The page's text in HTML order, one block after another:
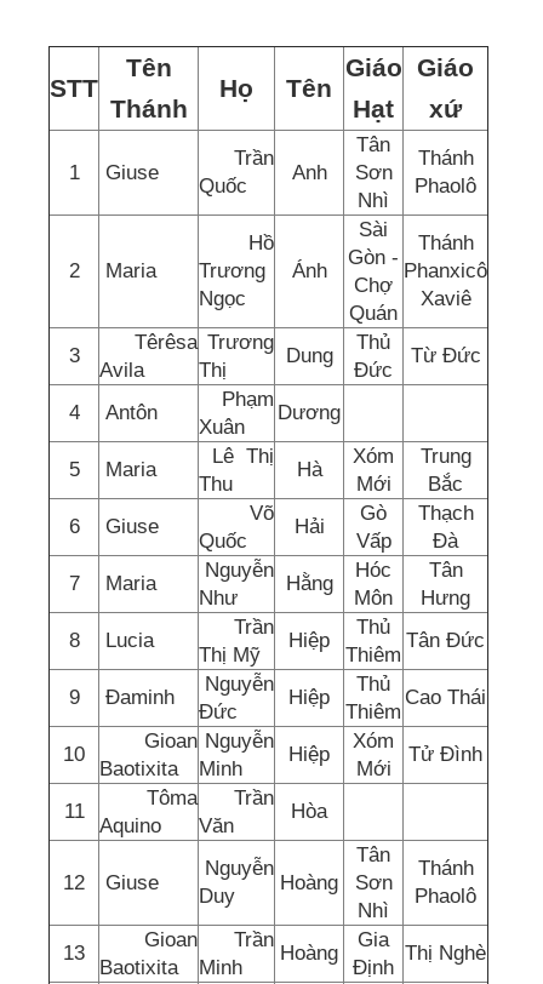
STT
Tên
Thánh
Họ Tên
Giáo
Hạt
Giáo
xứ
1 Giuse
Trần
Quốc
Anh
Tân
Sơn
Nhì
Thánh
Phaolô
2 Maria
Hồ
Trương
Ngọc
Ánh
Sài
Gòn -
Chợ
Quán
Thánh
Phanxicô
Xaviê
3
Têrêsa
Avila
Trương
Thị
Dung
Thủ
Đức
Từ Đức
4 Antôn
Phạm
Xuân
Dương
5 Maria
Lê Thị
Thu
Hà
Xóm
Mới
Trung
Bắc
6
Giuse
Võ
Quốc
Hải
Gò
Vấp
Thạch
Đà
7
Maria
Nguyễn
Như
Hằng
Hóc
Môn
Tân
Hưng
8
Lucia
Trần
Thị Mỹ
Hiệp
Thủ
Thiêm
Tân Đức
9 Đaminh
Nguyễn
Đức
Hiệp
Thủ
Thiêm
Cao Thái
10
Gioan
Baotixita
Nguyễn
Minh
Hiệp
Xóm
Mới
Tử Đình
11
Tôma
Aquino
Trần
Văn
Hòa
12 Giuse
Nguyễn
Duy
Hoàng
Tân
Sơn
Nhì
Thánh
Phaolô
13
Gioan
Baotixita
Trần
Minh
Hoàng
Gia
Định
Thị Nghè